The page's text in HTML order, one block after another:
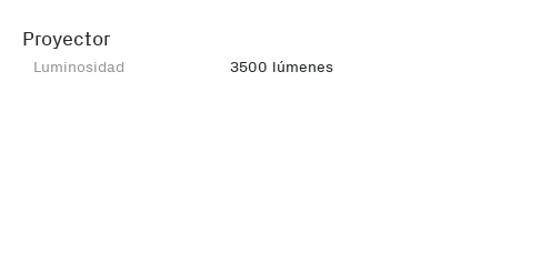
Proyector
Luminosidad 3500 lúmenes